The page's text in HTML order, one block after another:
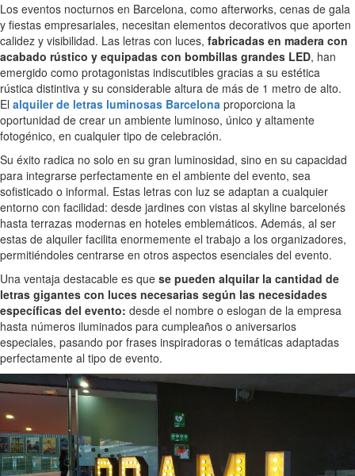
Los eventos nocturnos en Barcelona, como afterworks, cenas de gala
y fiestas empresariales, necesitan elementos decorativos que aporten
calidez y visibilidad. Las letras con luces, fabricadas en madera con
acabado rústico y equipadas con bombillas grandes LED, han
emergido como protagonistas indiscutibles gracias a su estética
rústica distintiva y su considerable altura de más de 1 metro de alto.
El alquiler de letras luminosas Barcelona proporciona la
oportunidad de crear un ambiente luminoso, único y altamente
fotogénico, en cualquier tipo de celebración.
Su éxito radica no solo en su gran luminosidad, sino en su capacidad
para integrarse perfectamente en el ambiente del evento, sea
sofisticado o informal. Estas letras con luz se adaptan a cualquier
entorno con facilidad: desde jardines con vistas al skyline barcelonés
hasta terrazas modernas en hoteles emblemáticos. Además, al ser
estas de alquiler facilita enormemente el trabajo a los organizadores,
permitiéndoles centrarse en otros aspectos esenciales del evento.
Una ventaja destacable es que se pueden alquilar la cantidad de
letras gigantes con luces necesarias según las necesidades
específicas del evento: desde el nombre o eslogan de la empresa
hasta números iluminados para cumpleaños o aniversarios
especiales, pasando por frases inspiradoras o temáticas adaptadas
perfectamente al tipo de evento.